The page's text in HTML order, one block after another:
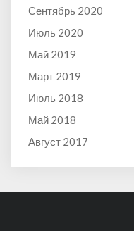
Сентябрь 2020
Июль 2020
Май 2019
Март 2019
Июль 2018
Май 2018
Август 2017